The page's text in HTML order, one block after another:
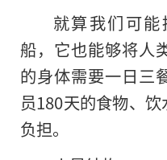
就算我们可
船，它也能够将人
的身体需要一日三
员180天的食物、
负担。